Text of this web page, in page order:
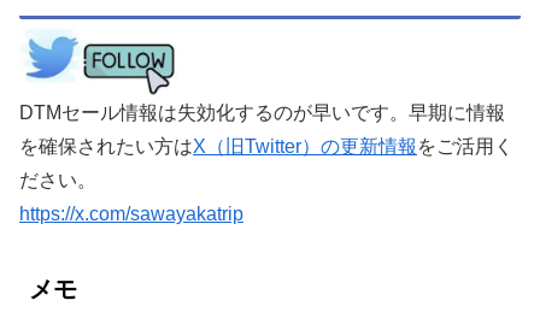
DTMセール情報は失効化するのが早いです。早期に情報
を確保されたい方はX（旧Twitter）の更新情報 をご活用く
ださい。
https://x.com/sawayakatrip
メモ